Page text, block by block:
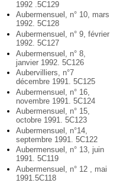
1992 .5C129
Aubermensuel, n° 10, mars
1992. 5C128
Aubermensuel, n° 9, février
1992. 5C127
Aubermensuel, n° 8,
janvier 1992. 5C126
Aubervilliers, n°7
décembre 1991. 5C125
Aubermensuel, n° 16,
novembre 1991. 5C124
Aubermensuel, n° 15,
octobre 1991. 5C123
Aubermensuel, n°14,
septembre 1991. 5C122
Aubermensuel, n° 13, juin
1991. 5C119
Aubermensuel, n° 12 , mai
1991.5C118